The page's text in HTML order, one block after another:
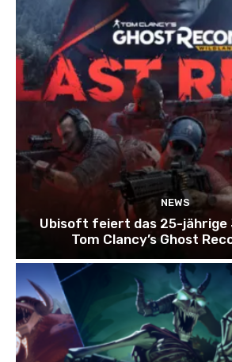
NEWS
Ubisoft feiert das 25-jährige
Tom Clancy’s Ghost